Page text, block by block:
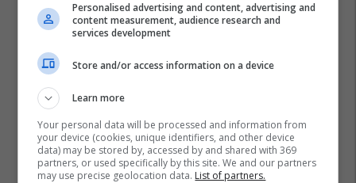
Mc Beka Big Brother Vip Kosova Artan Thaçi
Personalised advertising and content, advertising and
content measurement, audience research and
services development
Store and/or access information on a device
Learn more
Your personal data will be processed and information from
your device (cookies, unique identifiers, and other device
data) may be stored by, accessed by and shared with 369
partners, or used specifically by this site. We and our partners
may use precise geolocation data. List of partners.